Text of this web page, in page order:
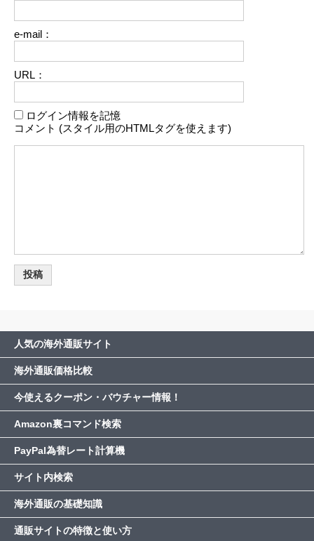
e-mail：
URL：
ログイン情報を記憶
コメント (スタイル用のHTMLタグを使えます)
人気の海外通販サイト
海外通販価格比較
今使えるクーポン・バウチャー情報！
Amazon裏コマンド検索
PayPal為替レート計算機
サイト内検索
海外通販の基礎知識
通販サイトの特徴と使い方